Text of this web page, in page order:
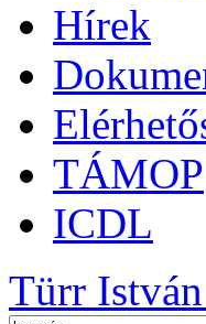
Hírek
TÁMOP
ICDL
Türr